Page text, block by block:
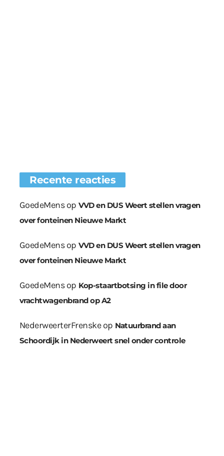
Recente reacties
GoedeMensop VVD en DUS Weert stellen vragen
over fonteinen Nieuwe Markt
GoedeMensop VVD en DUS Weert stellen vragen
over fonteinen Nieuwe Markt
GoedeMensop Kop-staartbotsing in file door
vrachtwagenbrand op A2
NederweerterFrenskeop Natuurbrand aan
Schoordijk in Nederweert snel onder controle